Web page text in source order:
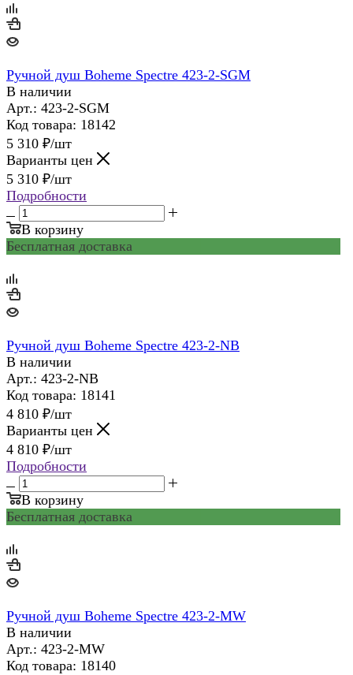
Ручной душ Boheme Spectre 423-2-SGM
В наличии
Арт.: 423-2-SGM
Код товара: 18142
5 310 ₽/шт
Варианты цен
5 310 ₽/шт
Подробности
В корзину
Бесплатная доставка
Ручной душ Boheme Spectre 423-2-NB
В наличии
Арт.: 423-2-NB
Код товара: 18141
4 810 ₽/шт
Варианты цен
4 810 ₽/шт
Подробности
В корзину
Бесплатная доставка
Ручной душ Boheme Spectre 423-2-MW
В наличии
Арт.: 423-2-MW
Код товара: 18140